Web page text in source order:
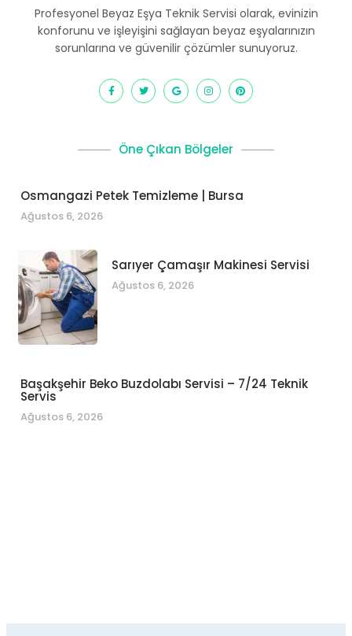
Profesyonel Beyaz Eşya Teknik Servisi olarak, evinizin
konforunu ve işleyişini sağlayan beyaz eşyalarınızın
sorunlarına ve güvenilir çözümler sunuyoruz.
Öne Çıkan Bölgeler
Osmangazi Petek Temizleme | Bursa
Ağustos 6, 2026
Sarıyer Çamaşır Makinesi Servisi
Ağustos 6, 2026
Başakşehir Beko Buzdolabı Servisi – 7/24 Teknik
Servis
Ağustos 6, 2026